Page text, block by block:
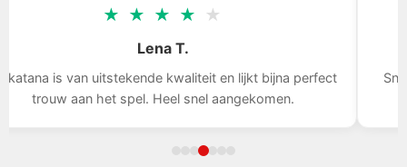
★ ★ ★ ★
Tom D.
Snelle levering, het zwaard is indrukwekkend, ik ben blij
met mijn aankoop.